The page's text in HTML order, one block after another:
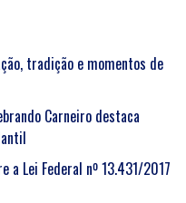
tradição e momentos de
Carneiro destaca
a Lei Federal nº 13.431/2017